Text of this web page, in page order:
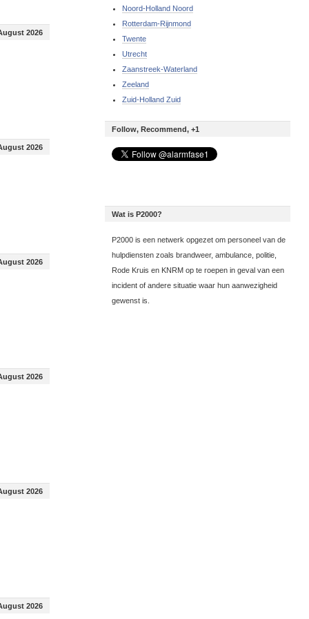
2026
2026
2026
2026
2026
2026
Noord-Holland Noord
Rotterdam-Rijnmond
Twente
Utrecht
Zaanstreek-Waterland
Zeeland
Zuid-Holland Zuid
Follow, Recommend, +1
Wat is P2000?
P2000 is een netwerk opgezet om personeel van de
hulpdiensten zoals brandweer, ambulance, politie,
Rode Kruis en KNRM op te roepen in geval van een
incident of andere situatie waar hun aanwezigheid
gewenst is.